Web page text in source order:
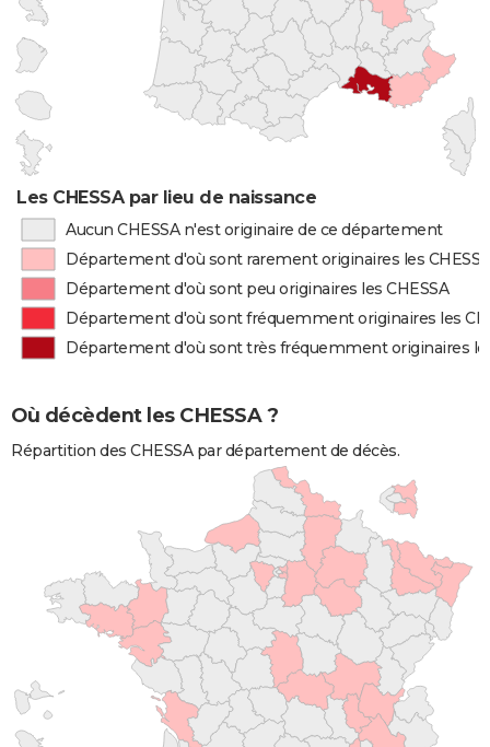
Les CHESSA par lieu de naissance
Aucun CHESSA n'est originaire de ce département
Département d'où sont rarement originaires les
Département d'où sont peu originaires les CHESSA
Département d'où sont fréquemment originaires les
Département d'où sont très fréquemment originaires
Où décèdent les CHESSA ?
Répartition des CHESSA par département de décès.